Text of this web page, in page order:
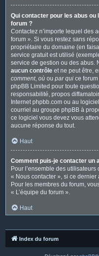
Qui contacter pour les abus
forum ?
Contactez n’importe lequel des
forum ». Si vous restez sans
propriétaire du domaine (en
service gratuit est utilisé
service de gestion ou des abus.
aucun contrôle et ne peut être,
comment, où ou par qui ce
phpBB Limited pour toute
responsabilité, propos
Internet phpbb.com ou au
courriel au groupe phpBB à
ce logiciel vous devez vous
aucune réponse du tout.
Haut
Comment puis-je contacter un
Pour l’ensemble des
« Nous contacter », si ce
Pour les membres du forum,
« L’équipe du forum ».
Haut
Index du forum